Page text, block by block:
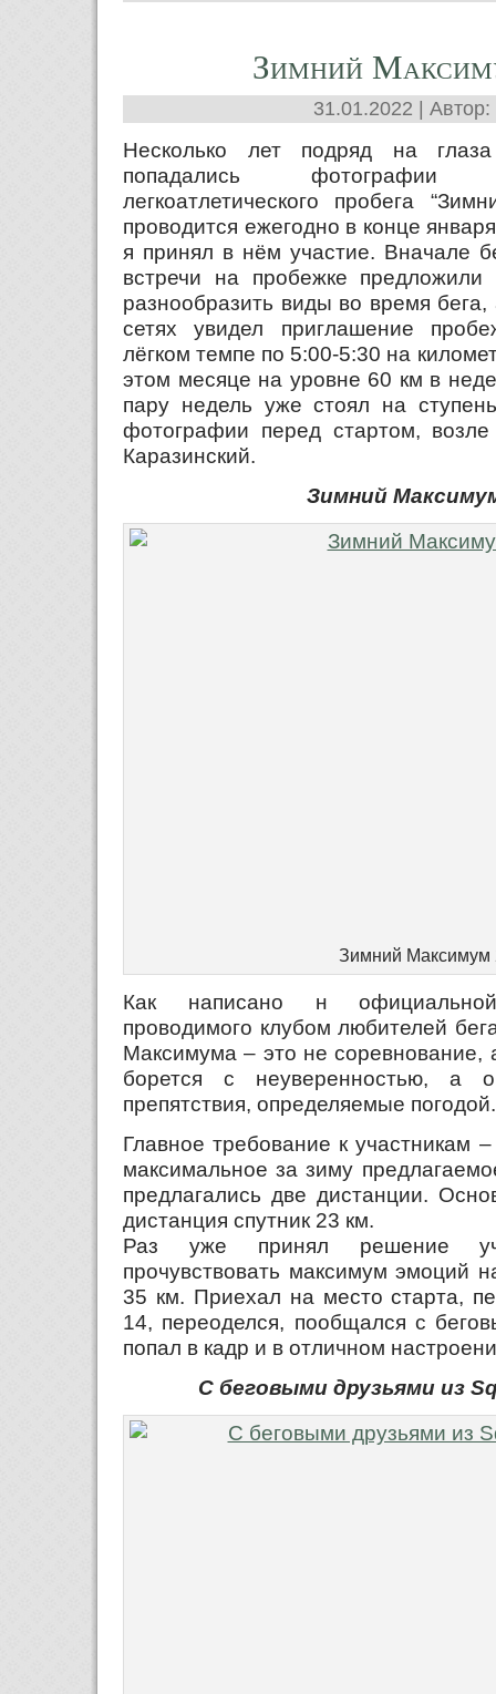
Зимний
31.01.2022 | Автор:
Несколько лет подряд на
попадались фотографии
легкоатлетического пробега
проводится ежегодно в конце
я принял в нём участие. Вначале
встречи на пробежке предложили
разнообразить виды во время
сетях увидел приглашение
лёгком темпе по 5:00-5:30 на
этом месяце на уровне 60 км в
пару недель уже стоял на
фотографии перед стартом, возле
Каразинский.
Зимний
Зимний Максимум
Как написано н
проводимого клубом любителей
Максимума – это не соревнование,
борется с неуверенностью, а
препятствия, определяемые погодой.
Главное требование к участникам
максимальное за зиму
предлагались две дистанции.
дистанция спутник 23 км.
Раз уже принял решение
прочувствовать максимум эмоций
35 км. Приехал на место старта,
14, переоделся, пообщался с
попал в кадр и в отличном
С беговыми друзьями из